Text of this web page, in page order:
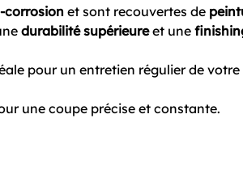
corrosionet sont recouvertes de
durabilité supérieureet une
pour un entretien régulier de votre
une coupe précise et constante.